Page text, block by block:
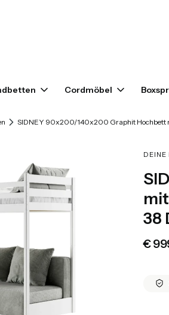
Cordmöbel
SIDNEY 90x200/140x200 Graphit Hochbett
DEINE
38
Preis
€